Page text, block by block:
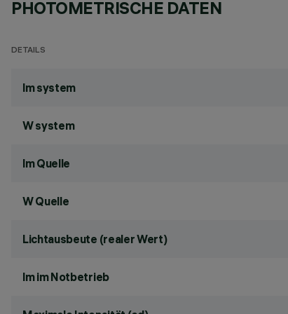
PHOTOMETRISCHE DATEN
DETAILS
lm system
W system
lm Quelle
W Quelle
Lichtausbeute (realer Wert)
lm im Notbetrieb